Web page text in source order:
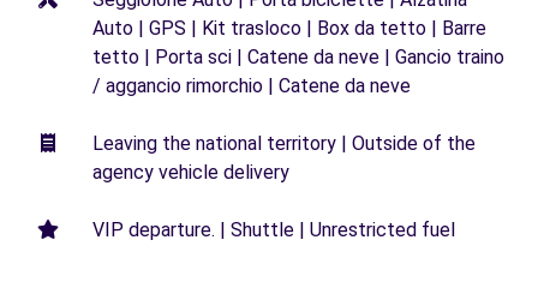
Auto | GPS | Kit trasloco | Box da tetto | Barre
tetto | Porta sci | Catene da neve | Gancio traino
/ aggancio rimorchio | Catene da neve
Leaving the national territory | Outside of the
agency vehicle delivery
VIP departure. | Shuttle | Unrestricted fuel